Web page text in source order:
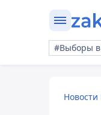
#Выборы в
Новости